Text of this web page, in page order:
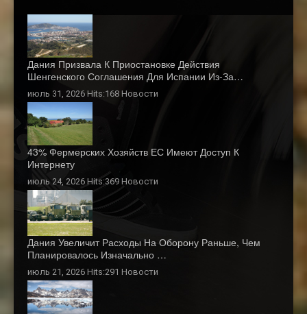
Дания Призвала К Приостановке Действия
Шенгенского Соглашения Для Испании Из-За…
июль 31, 2026 Hits:168 Новости
43% Фермерских Хозяйств ЕС Имеют Доступ К
Интернету
июль 24, 2026 Hits:369 Новости
Дания Увеличит Расходы На Оборону Раньше, Чем
Планировалось Изначально …
июль 21, 2026 Hits:291 Новости